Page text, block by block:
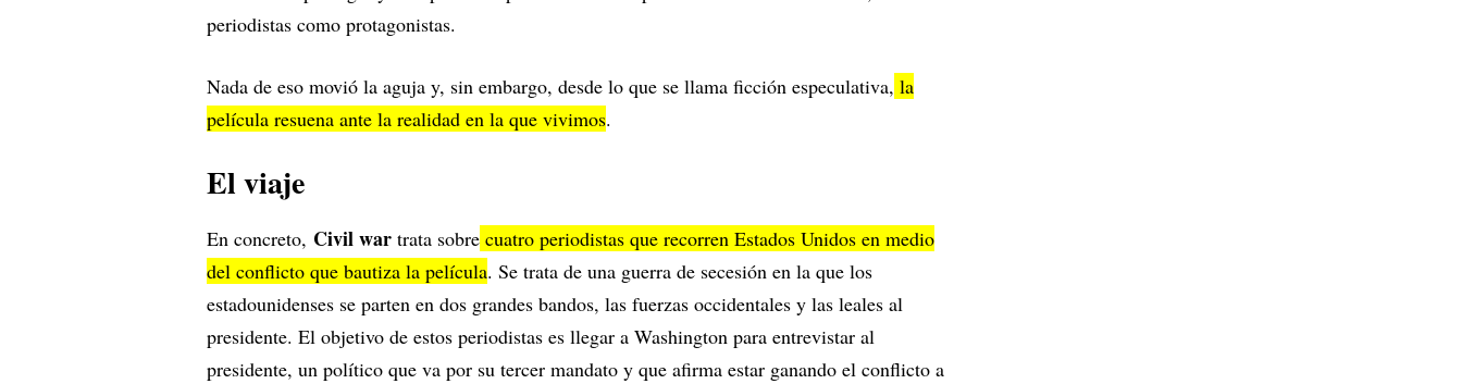
periodistas como protagonistas.
Nada de eso movió la aguja y, sin embargo, desde lo que se llama ficción especulativa, la
película resuena ante la realidad en la que vivimos.
El viaje
En concreto, Civil war trata sobre cuatro periodistas que recorren Estados Unidos en medio
del conflicto que bautiza la película. Se trata de una guerra de secesión en la que los
estadounidenses se parten en dos grandes bandos, las fuerzas occidentales y las leales al
presidente. El objetivo de estos periodistas es llegar a Washington para entrevistar al
presidente, un político que va por su tercer mandato y que afirma estar ganando el conflicto a